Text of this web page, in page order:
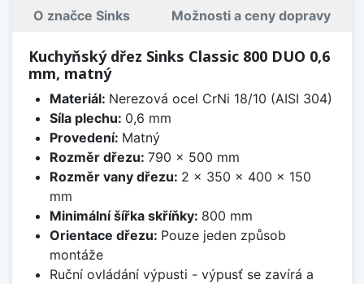
O značce Sinks Možnosti a ceny dopravy
Kuchyňský dřez Sinks Classic 800 DUO 0,6
mm, matný
Materiál: Nerezová ocel CrNi 18/10 (AISI 304)
Síla plechu: 0,6 mm
Provedení: Matný
Rozměr dřezu: 790 x 500 mm
Rozměr vany dřezu: 2 x 350 x 400 x 150
mm
Minimální šířka skříňky: 800 mm
Orientace dřezu: Pouze jeden způsob
montáže
Ruční ovládání výpusti - výpusť se zavírá a